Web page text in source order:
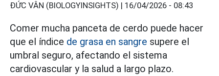
ĐỨC VÂN (BIOLOGYINSIGHTS) | 16/04/2026 - 08:43
Comer mucha panceta de cerdo puede hacer
que el índice de grasa en sangre supere el
umbral seguro, afectando el sistema
cardiovascular y la salud a largo plazo.